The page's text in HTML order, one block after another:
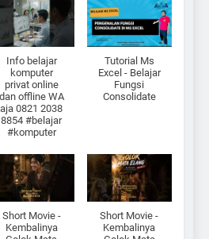
Info belajar
komputer
privat online
dan offline WA
aja 0821 2038
8854 #belajar
#komputer
Tutorial Ms
Excel - Belajar
Fungsi
Consolidate
Short Movie -
Kembalinya
Short Movie -
Kembalinya